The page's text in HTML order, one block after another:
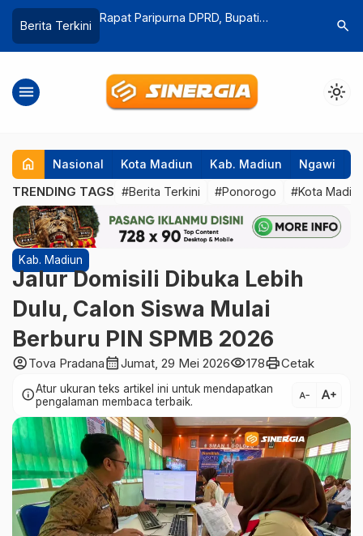
Berita Terkini
Polres Magetan Buka Peluang
Penganiayaan Anak yang Viral
Pemkab
search
menu light_mode
home Nasional Kota Madiun Kab. Madiun Ngawi
TRENDING TAGS #Berita Terkini #Ponorogo #Kota
Kab. Madiun
Jalur Domisili Dibuka Lebih
Dulu, Calon Siswa Mulai
Berburu PIN SPMB 2026
account_circleTova Pradanacalendar_monthJumat, 29 Mei 2026visibility178printCetak
infoAtur ukuran teks artikel ini untuk mendapatkan
pengalaman membaca terbaik.
text_decrease text_increase